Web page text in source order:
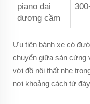
piano đại
dương cầm
Ưu tiên bánh xe có
chuyển giữa sàn cứng
với đồ nội thất nhẹ
nơi khoảng cách từ